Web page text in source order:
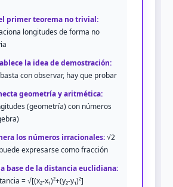
primer teorema no trivial:
longitudes de forma no
la idea de demostración:
con observar, hay que probar
geometría y aritmética:
(geometría) con números
los números irracionales:√2
expresarse como fracción
base de la distancia euclidiana:
= √[(x₂-x₁)²+(y₂-y₁)²]